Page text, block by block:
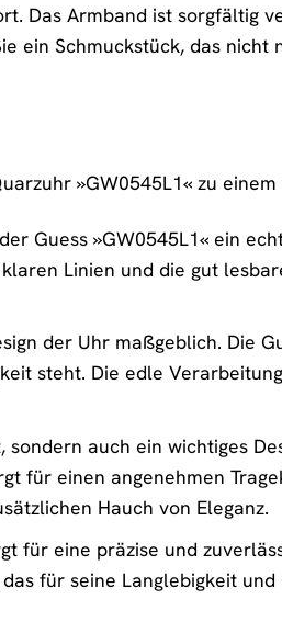
Das Armband ist sorgfältig
ein Schmuckstück, das nicht
»GW0545L1« zu
Guess »GW0545L1« ein
Linien und die gut
der Uhr maßgeblich. Die
steht. Die edle
auch ein wichtiges
für einen angenehmen
Hauch von Eleganz.
für eine präzise und
für seine Langlebigkeit